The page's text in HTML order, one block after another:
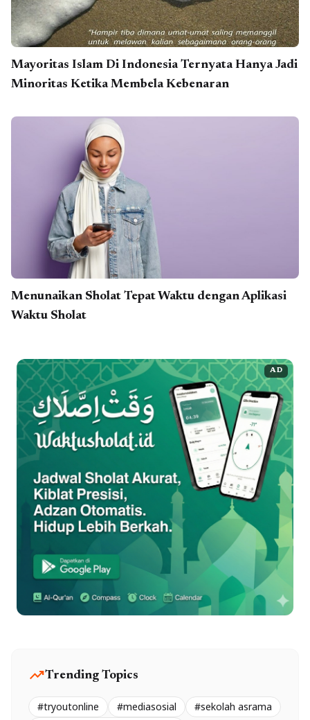
Mayoritas Islam Di Indonesia Ternyata Hanya Jadi
Minoritas Ketika Membela Kebenaran
Menunaikan Sholat Tepat Waktu dengan Aplikasi
Waktu Sholat
AD
trending_upTrending Topics
#tryoutonline #mediasosial
#sekolah asrama